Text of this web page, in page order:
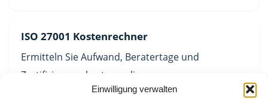
Einwilligung verwalten
ISO 27001 Kostenrechner
Ermitteln Sie Aufwand, Beratertage und
Zertifizierungskosten online.